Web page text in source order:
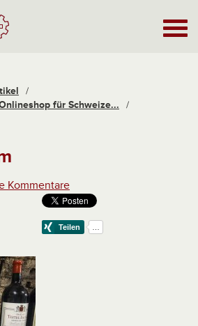
/
für Schweize...
/
Kommentare